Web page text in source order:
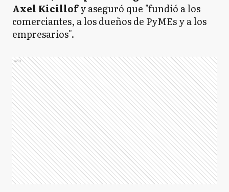
Axel Kicillofy aseguró que "fundió a los
comerciantes, a los dueños de PyMEs y a los
empresarios".
Ads